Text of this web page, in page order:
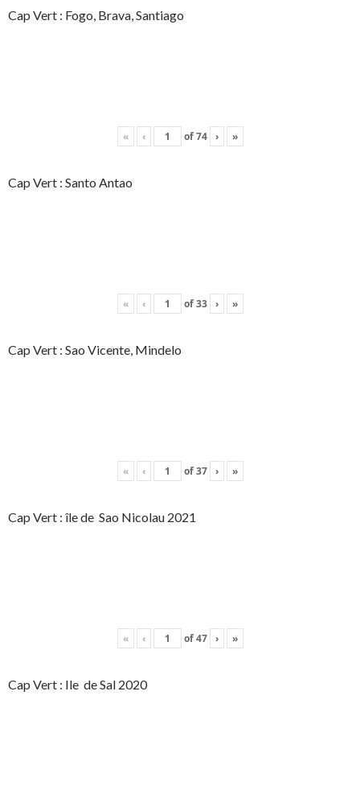
Cap Vert : Fogo, Brava, Santiago
« ‹ of74 › »
Cap Vert : Santo Antao
« ‹ of33 › »
Cap Vert : Sao Vicente, Mindelo
« ‹ of37 › »
Cap Vert : île de Sao Nicolau 2021
« ‹ of47 › »
Cap Vert : Ile de Sal 2020